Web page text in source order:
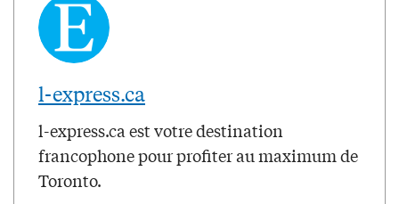
l-express.ca
l-express.ca est votre destination
francophone pour profiter au maximum de
Toronto.